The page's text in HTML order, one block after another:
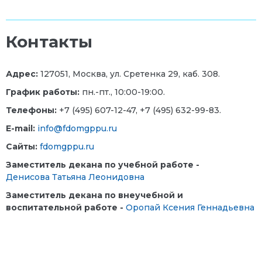
Контакты
Адрес: 127051, Москва, ул. Сретенка 29, каб. 308.
График работы: пн.-пт., 10:00-19:00.
Телефоны: +7 (495) 607-12-47, +7 (495) 632-99-83.
E-mail: info@fdomgppu.ru
Сайты: fdomgppu.ru
Заместитель декана по учебной работе -
Денисова Татьяна Леонидовна
Заместитель декана по внеучебной и
воспитательной работе - Оропай Ксения Геннадьевна